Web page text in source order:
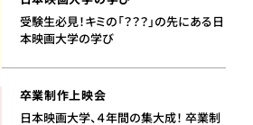
受験生必見！キミの「？？？」の先にある日
本映画大学の学び
卒業制作上映会
日本映画大学、４年間の集大成！ 卒業制